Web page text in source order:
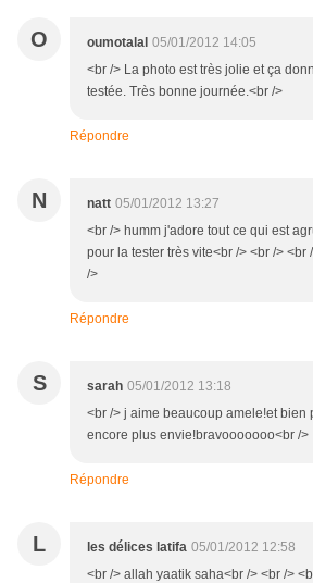
O oumotalal 05/01/2012 14:05
<br /> La photo est très jolie et ça
testée. Très bonne journée.<br />
Répondre
N natt 05/01/2012 13:27
<br /> humm j'adore tout ce qui est
pour la tester très vite<br /> <br />
/>
Répondre
S sarah 05/01/2012 13:18
<br /> j aime beaucoup amele!et bien
encore plus envie!bravooooooo<br />
Répondre
L les délices latifa 05/01/2012 12:58
<br /> allah yaatik saha<br /> <br />